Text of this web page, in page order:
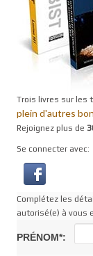
Trois livres sur les
plein d'autres
Rejoignez plus de
Se connecter avec:
Complétez les
autorisé(e) à vous
PRÉNOM*: